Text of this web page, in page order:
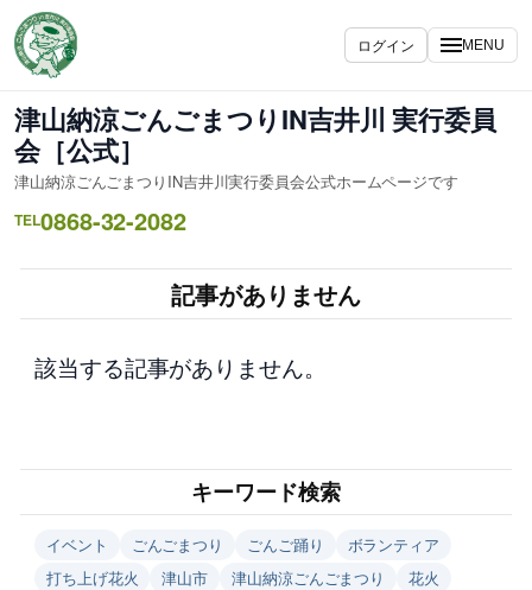
容
を
ス
キ
ッ
プ
ログイン MENU
津山納涼ごんごまつりIN吉井川 実行委員
会［公式］
津山納涼ごんごまつりIN吉井川実行委員会公式ホームページです
TEL0868-32-2082
記事がありません
該当する記事がありません。
キーワード検索
イベント ごんごまつり ごんご踊り
ボランティア
打ち上げ花火
津山市 津山納涼ごんごまつり
花火